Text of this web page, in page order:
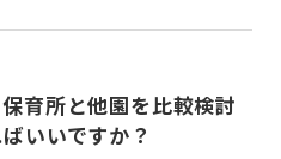
育所と他園を比較検討
いいですか？